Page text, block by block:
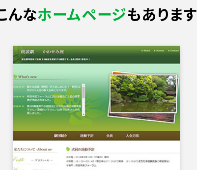
んなホームページもあります